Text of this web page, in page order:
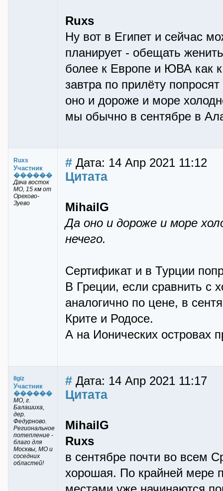
Ruxs
Ну вот в Египет и сейчас
планирует - обещать
более к Европе и ЮВА как
завтра по прилёту
оно и дороже и море
мы обычно в сентябре в
Ruxs
Участник
������
Дача восток
МО, 15 км от
Орехово-
Зуево
# Дата: 14 Апр 2021 11:12
Цитата
MihailG
Да оно и дороже и море
нечего.
Сертификат и в Турции
В Греции, если сравнить с
аналогично по цене, в
Крите и Родосе.
А на Ионических островах
Ilgiz
Участник
������
МО, г.
Балашиха,
дер.
Федурново.
Региональное
потепление -
благо для
Москвы, МО и
соседних
областей!
# Дата: 14 Апр 2021 11:17
Цитата
MihailG
Ruxs
в сентябре почти во всем
хорошая. По крайней мере